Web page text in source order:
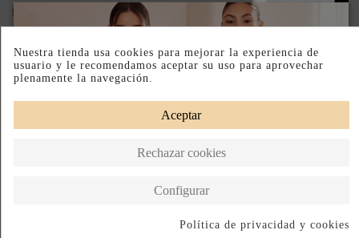
DESCRIPCIÓN CORTA
Nuestra tienda usa cookies para mejorar la experiencia de
usuario y le recomendamos aceptar su uso para aprovechar
plenamente la navegación.
Aceptar
Rechazar cookies
Configurar
Política de privacidad y cookies